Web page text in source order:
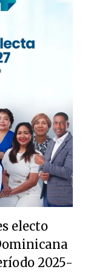
electo
2025-